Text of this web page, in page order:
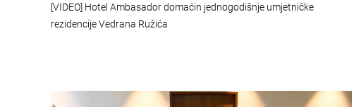
[VIDEO] Hotel Ambasador domaćin jednogodišnje umjetničke
rezidencije Vedrana Ružića